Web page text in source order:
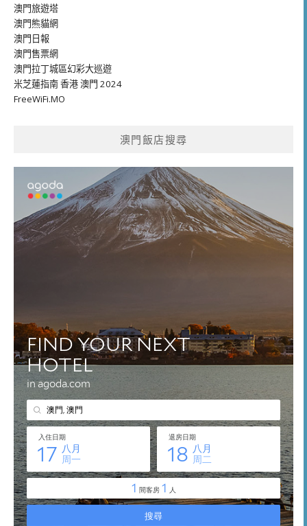
澳門旅遊塔
澳門熊貓網
澳門日報
澳門售票網
澳門拉丁城區幻彩大巡遊
米芝蓮指南 香港 澳門 2024
FreeWiFi.MO
澳門飯店搜尋